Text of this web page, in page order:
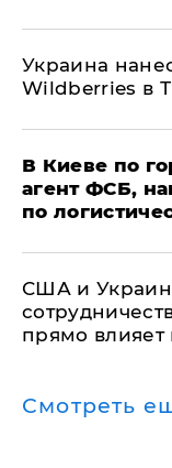
Украина
Wildberries в
В Киеве по
агент ФСБ,
по
США и
прямо влияет
Смотреть